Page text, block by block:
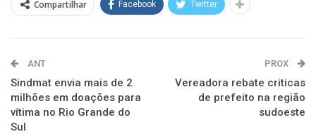
Compartilhar Facebook Twitter
ANT
Sindmat envia mais de 2
milhões em doações para
vítima no Rio Grande do
Sul
PROX
Vereadora rebate criticas
de prefeito na região
sudoeste